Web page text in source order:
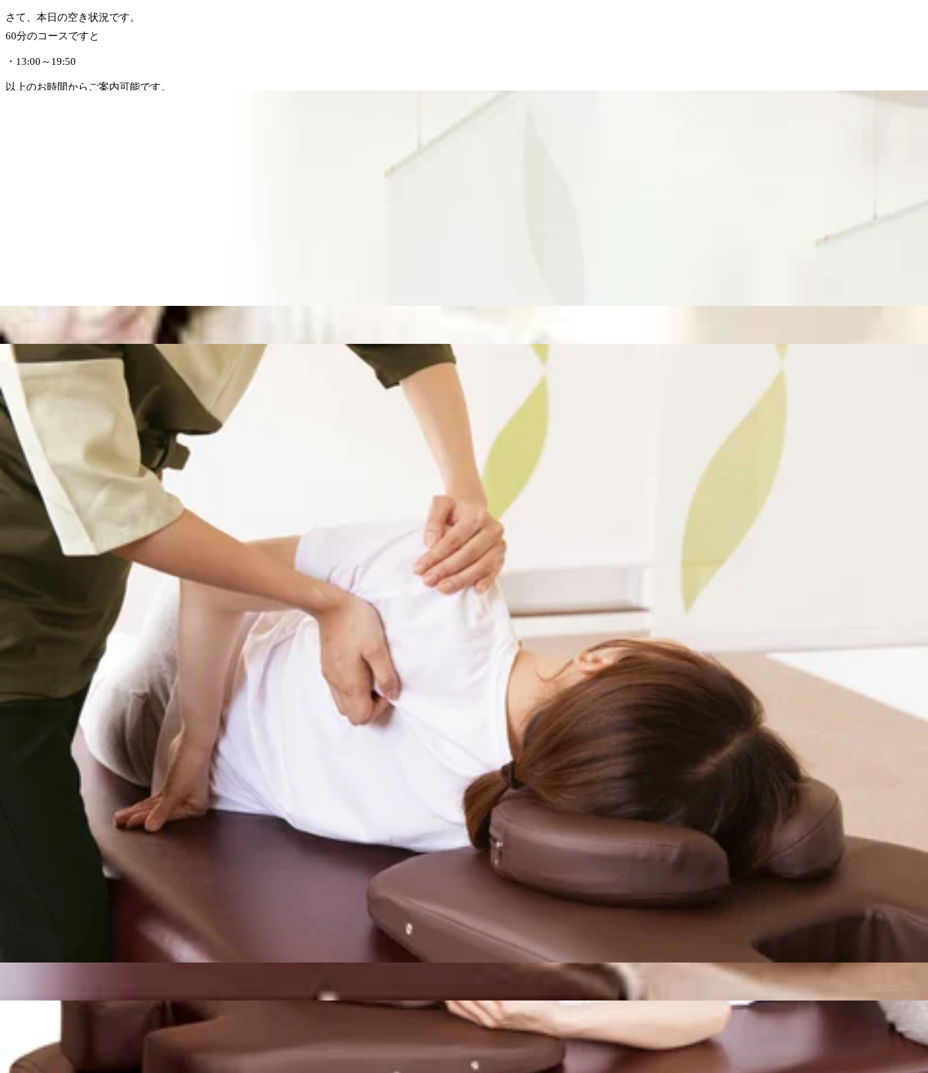
さて、本日の空き状況です。
60分のコースですと
・13:00～19:50
以上のお時間からご案内可能です。
土日祝日:10:00〜21:00
【住所】東京都大田区池上 6-3-3東京堂ビル1F
【アクセス】
東急池上線「池上駅」北口より徒歩4分♪、蒲田駅より2駅
電話予約する 03-6410-9775
最近のブログ
リラク池上店 8月7日の空き状況
おはようございます!リラク池上の加須我です(^^)8月も1週間が経ちますね。不安定な天気お日も多いので、体調には気を付けていきましょう！さて、本日の空き状況です。60分のコース
ですと・16:50～18:50以上のお時間からご案内可能です。是非お問い合わせくださいませ!..。o○☆○o。..:゜:..。o○☆○o。..:゜:..。o○☆○o。マッサージのように気持ちがいい肩甲骨ストレ
ッチで、いつまでも健康で疲れづらいお身体づくりをサポート致します!”予防”のボディケアを始めてみませんか?ぜひこの機会にリラクの肩甲骨ストレッチ&amp;ボディケアをお試しく
ださいませ(^^♪皆様のご来店を、スタッフ一同手を温めて心よりお待ちしております。=★=☆=★=☆=★=☆=★=☆=★=☆=★=☆=☆=★Re.Ra.Ku 池上店平日:10:00～20:00土日祝
日:10:00〜21:00【住所】東京都大田区池上 6-3-3東京堂ビル1F【アクセス】東急池上線「池上駅」北口より徒歩4分♪、蒲田駅より2駅
リラク池上店 8月6日の空き状況
おはようございます!リラク池上の加須我です(^^)8月ももうすぐ1週間が経ちますね。お盆も間近なので、体調にも気を付けていきましょう！さて、本日の空き状況です。60分のコースで
すと・12:20～15:50・18:30以上のお時間からご案内可能です。是非お問い合わせくださいませ!..。o○☆○o。..:゜:..。o○☆○o。..:゜:..。o○☆○o。マッサージのように気持ちがいい肩甲骨ス
トレッチで、いつまでも健康で疲れづらいお身体づくりをサポート致します!”予防”のボディケアを始めてみませんか?ぜひこの機会にリラクの肩甲骨ストレッチ&amp;ボディケアをお試
しくださいませ(^^♪皆様のご来店を、スタッフ一同手を温めて心よりお待ちしております。=★=☆=★=☆=★=☆=★=☆=★=☆=★=☆=☆=★Re.Ra.Ku 池上店平日:10:00～20:00土日祝
日:10:00〜21:00【住所】東京都大田区池上 6-3-3東京堂ビル1F【アクセス】東急池上線「池上駅」北口より徒歩4分♪、蒲田駅より2駅
リラク池上店 8月3日、4日 定休日のお知らせ
おはようございます!リラク池上の加須我です(^^)8月最初の平日ですね。暑さで疲れも溜まりやすくなっているので、自身のケアも大事にしていきましょう！本日3日、明日4日は定休日
でお休みになっております。ご迷惑をおかけしますがよろしくお願いいたします。下記は5日の空き状況になります。60分のコースですと・11:00～14:50以上のお時間からご案内可能で
す。是非お問い合わせくださいませ!..。o○☆○o。..:゜:..。o○☆○o。..:゜:..。o○☆○o。マッサージのように気持ちがいい肩甲骨ストレッチで、いつまでも健康で疲れづらいお身体づくりを
サポート致します!”予防”のボディケアを始めてみませんか?ぜひこの機会にリラクの肩甲骨ストレッチ&amp;ボディケアをお試しくださいませ(^^♪皆様のご来店を、スタッフ一同心より
お待ちしております。=★=☆=★=☆=★=☆=★=☆=★=☆=★=☆=☆=★Re.Ra.Ku 池上店平日:10:00～20:00土日祝日:10:00〜21:00【住所】東京都大田区池上 6-3-3東京堂ビル1F【アクセ
ス】東急池上線「池上駅」北口より徒歩4分♪、蒲田駅より2駅
リラク池上店 8月2日の空き状況
おはようございます!リラク池上の加須我です(^^)連日暑い日が続いていますが体調はいかがでしょうか？水分補給は必須ですが、短時間で冷たいものを摂り過ぎないようには気を付けて
いきましょう！さて、本日の空き状況です。60分のコースですと・13:20～15:50・18:30～19:50以上のお時間からご案内可能です。是非お問い合わせくださいませ!..。o○☆○o。..:゜:..。
o○☆○o。..:゜:..。o○☆○o。マッサージのように気持ちがいい肩甲骨ストレッチで、いつまでも健康で疲れづらいお身体づくりをサポート致します!”予防”のボディケアを始めてみません
か?ぜひこの機会にリラクの肩甲骨ストレッチ&amp;ボディケアをお試しくださいませ(^^♪皆様のご来店を、スタッフ一同手を温めて心よりお待ちしております。
=★=☆=★=☆=★=☆=★=☆=★=☆=★=☆=☆=★Re.Ra.Ku 池上店平日:10:00～20:00土日祝日:10:00〜21:00【住所】東京都大田区池上 6-3-3東京堂ビル1F【アクセス】東急池上線「池上
駅」北口より徒歩4分♪、蒲田駅より2駅
おはようございます!リラク池上の加須我です(^^)今日で7月も終わりですね。今年も半分を切っているので、自身の身体も大事にしてくださいね。本日31日は定休日でお休みになってお
ります。ご迷惑をおかけしますがよろしくお願いいたします。下記は8月1日の空き状況になります。60分のコースですと・15:10～15:50・19:50以上のお時間からご案内可能です。是非お
問い合わせくださいませ!..。o○☆○o。..:゜:..。o○☆○o。..:゜:..。o○☆○o。マッサージのように気持ちがいい肩甲骨ストレッチで、いつまでも健康で疲れづらいお身体づくりをサポート致
します!”予防”のボディケアを始めてみませんか?ぜひこの機会にリラクの肩甲骨ストレッチ&amp;ボディケアをお試しくださいませ(^^♪皆様のご来店を、スタッフ一同心よりお待ちして
おります。=★=☆=★=☆=★=☆=★=☆=★=☆=★=☆=☆=★Re.Ra.Ku 池上店平日:10:00～20:00土日祝日:10:00〜21:00【住所】東京都大田区池上 6-3-3東京堂ビル1F【アクセス】東急池上
リラク池上店 7月29日の空き状況
おはようございます!リラク池上の加須我です(^^)7月ももうすぐ終わりですね。今月の疲れは今月の内に取り除いていきましょう！さて、本日の空き状況です。60分のコースですと・
12:20・14:30～15:20・17:20～17:50以上のお時間からご案内可能です。是非お問い合わせくださいませ!..。o○☆○o。..:゜:..。o○☆○o。..:゜:..。o○☆○o。マッサージのように気持ちがいい肩
甲骨ストレッチで、いつまでも健康で疲れづらいお身体づくりをサポート致します!”予防”のボディケアを始めてみませんか?ぜひこの機会にリラクの肩甲骨ストレッチ&amp;ボディケア
をお試しくださいませ(^^♪皆様のご来店を、スタッフ一同手を温めて心よりお待ちしております。=★=☆=★=☆=★=☆=★=☆=★=☆=★=☆=☆=★Re.Ra.Ku 池上店平日:10:00～20:00土日
祝日:10:00〜21:00【住所】東京都大田区池上 6-3-3東京堂ビル1F【アクセス】東急池上線「池上駅」北口より徒歩4分♪、蒲田駅より2駅
おはようございます!リラク池上の加須我です(^^)8月目前ですね。天候が不安定な日も多いので、急な雷雨にも対応できるように準備していきましょう！さて、本日の空き状況です。60
分のコースですと・11:40～14:50・18:20～18:40以上のお時間からご案内可能です。是非お問い合わせくださいませ!..。o○☆○o。..:゜:..。o○☆○o。..:゜:..。o○☆○o。マッサージのように気
持ちがいい肩甲骨ストレッチで、いつまでも健康で疲れづらいお身体づくりをサポート致します!”予防”のボディケアを始めてみませんか?ぜひこの機会にリラクの肩甲骨ストレッチ
&amp;ボディケアをお試しくださいませ(^^♪皆様のご来店を、スタッフ一同手を温めて心よりお待ちしております。=★=☆=★=☆=★=☆=★=☆=★=☆=★=☆=☆=★Re.Ra.Ku 池上店平
日:10:00～20:00土日祝日:10:00〜21:00【住所】東京都大田区池上 6-3-3東京堂ビル1F【アクセス】東急池上線「池上駅」北口より徒歩4分♪、蒲田駅より2駅
リラク池上店 7月27日 定休日のお知らせ